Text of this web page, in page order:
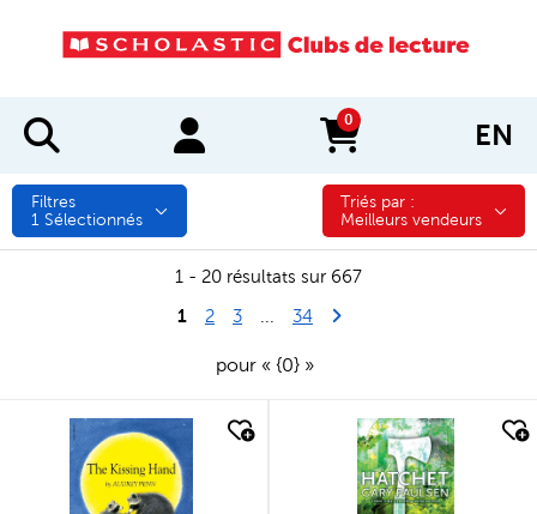
0
items in cart EN
Filtres
1 Sélectionnés
Triés par :
Triés par :
Meilleurs vendeurs
1 - 20 résultats sur 667
1 2 3 34Last Page
Next Page
pour « {0} »
quick look quick look